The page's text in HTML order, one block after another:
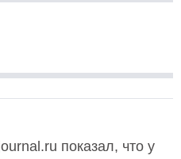
показал, что у